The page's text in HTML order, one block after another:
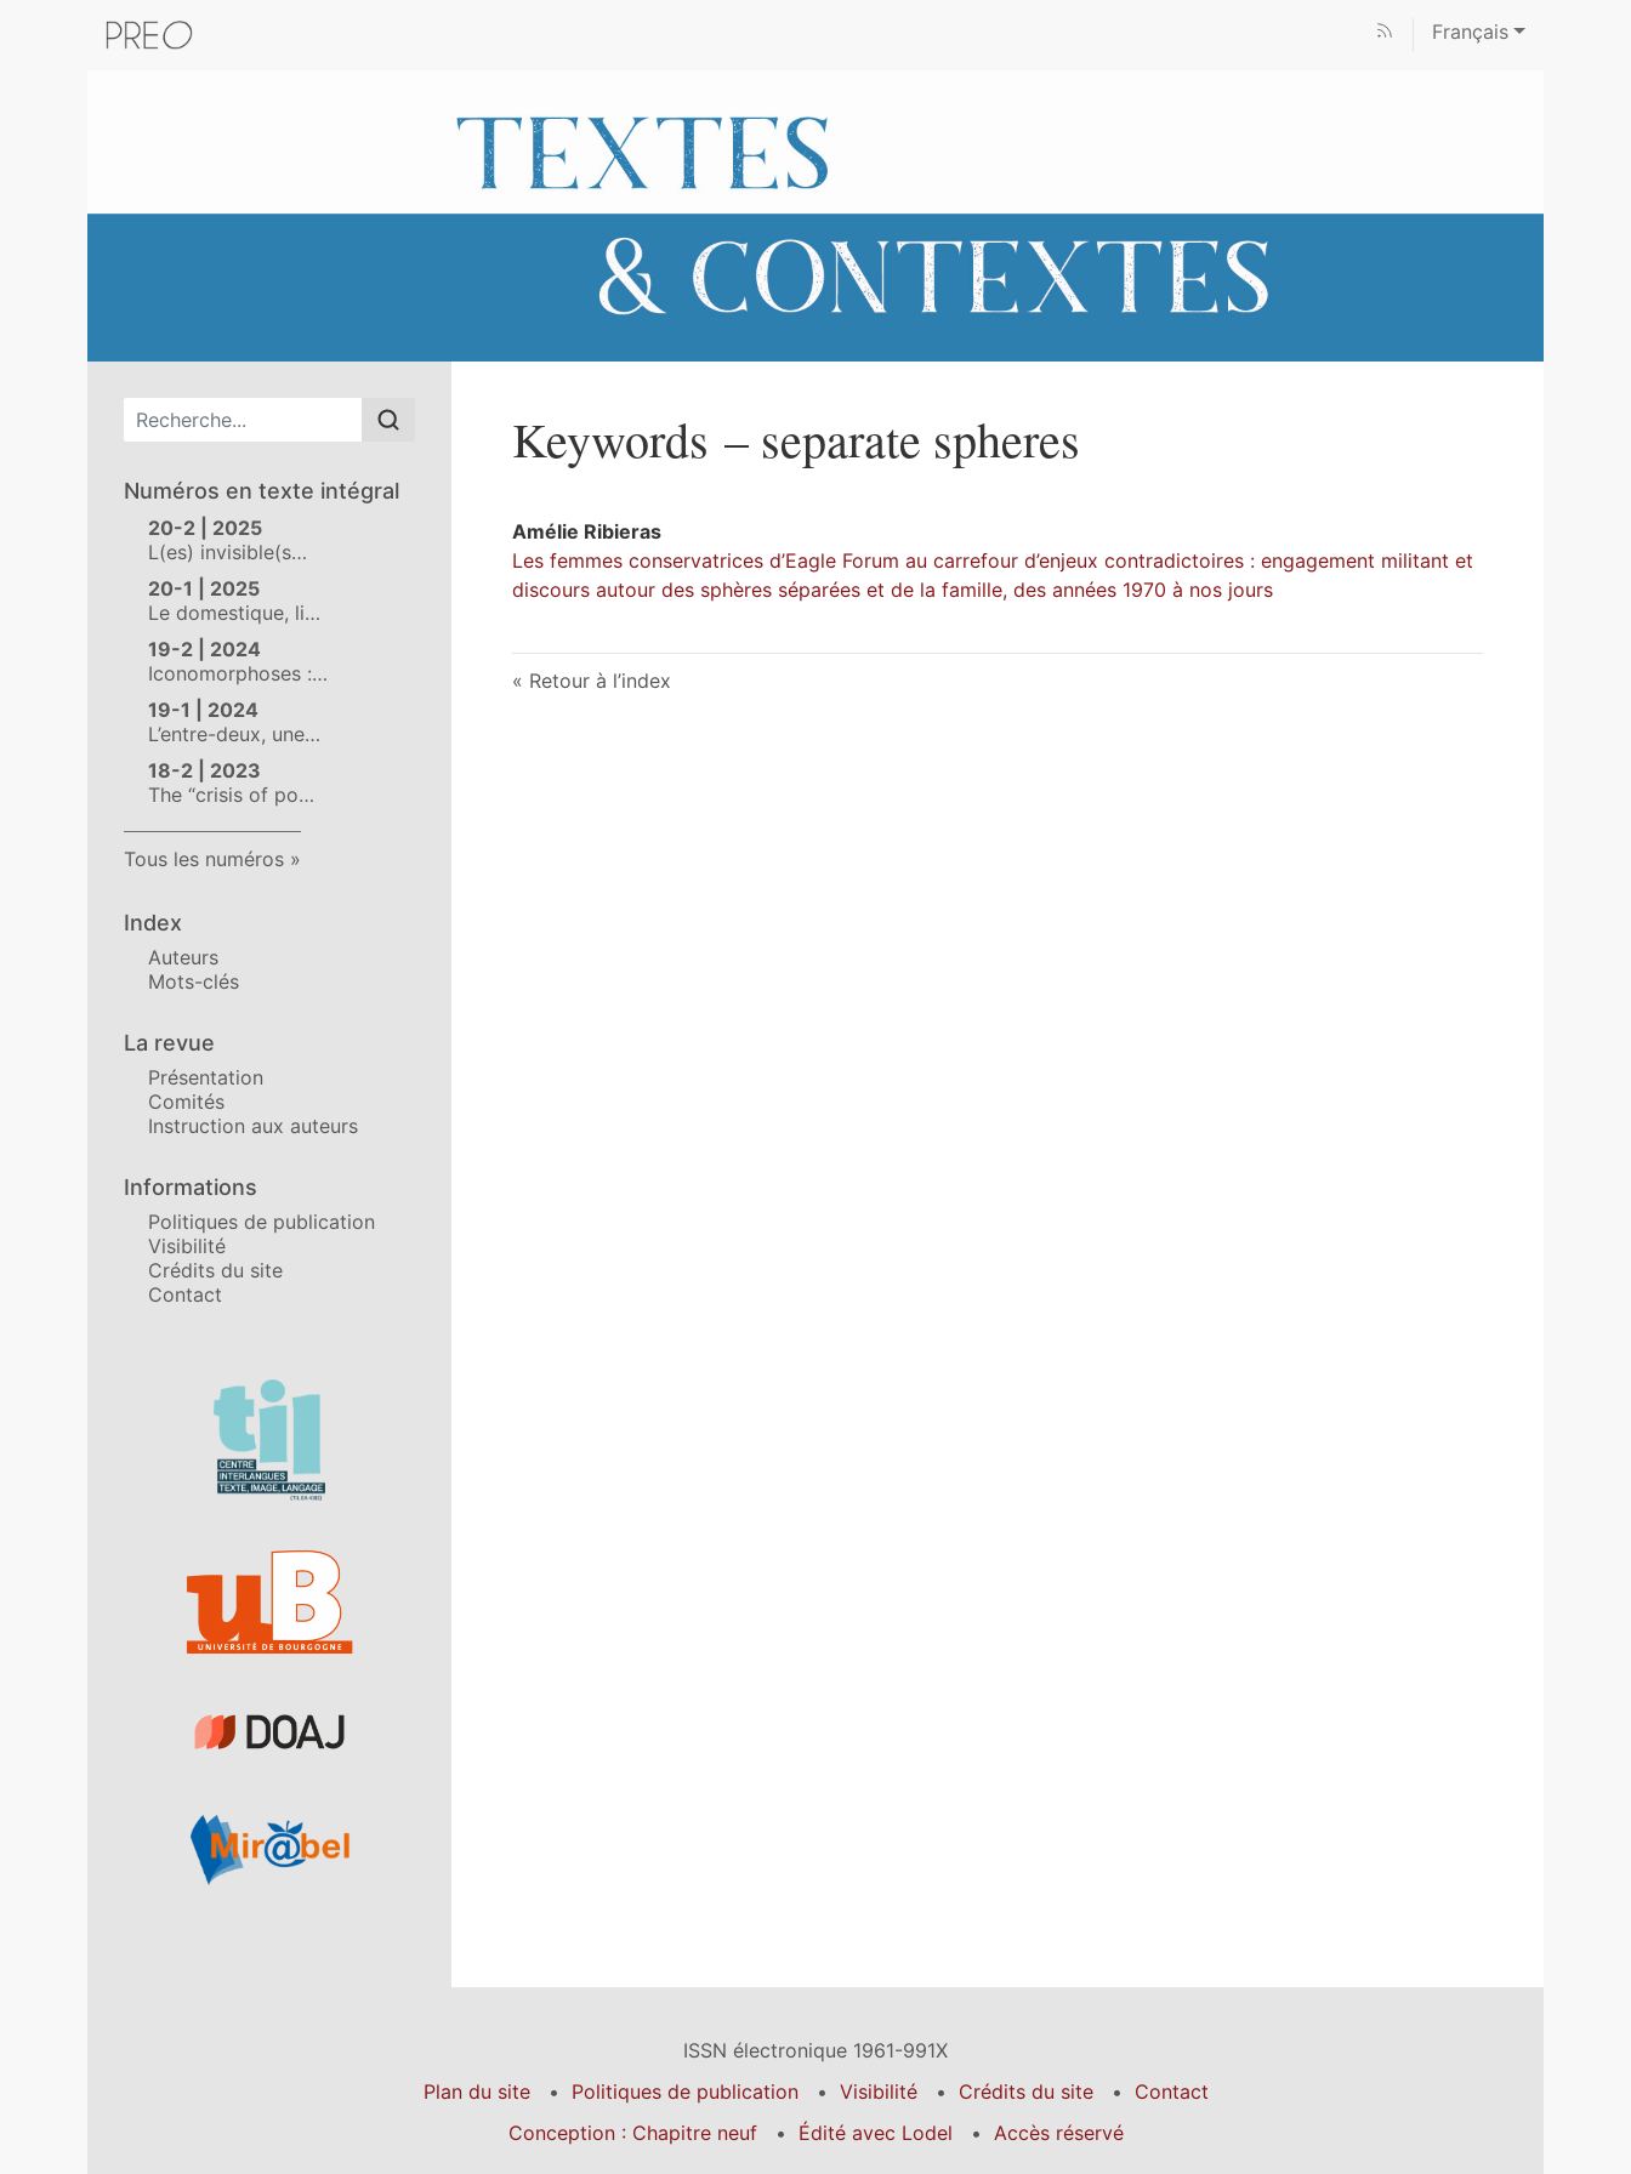
Français
Menu principal
Numéros en texte intégral
20-2 | 2025
L(es) invisible(s…
20-1 | 2025
Le domestique, li…
19-2 | 2024
Iconomorphoses :…
19-1 | 2024
L’entre-deux, une…
18-2 | 2023
The “crisis of po…
Tous les numéros
Index
Auteurs
Mots-clés
La revue
Présentation
Comités
Instruction aux auteurs
Informations
Politiques de publication
Visibilité
Crédits du site
Contact
Affiliations/partenaires
Keywords – separate spheres
Amélie Ribieras
Les femmes conservatrices d’Eagle Forum au carrefour d’enjeux contradictoires : engagement militant et
discours autour des sphères séparées et de la famille, des années 1970 à nos jours
Retour à l’index
ISSN électronique 1961-991X
Plan du site
Politiques de publication Visibilité Crédits du site
Contact
Conception : Chapitre neuf
Édité avec Lodel Accès réservé